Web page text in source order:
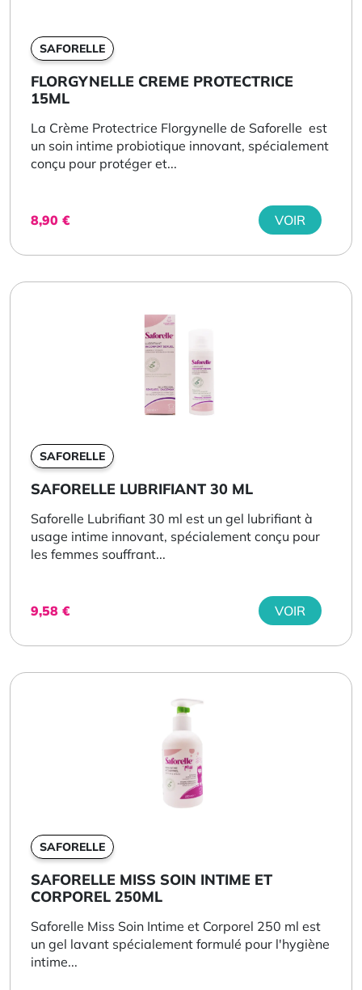
SAFORELLE
FLORGYNELLE CREME PROTECTRICE
15ML
La Crème Protectrice Florgynelle de Saforelle est
un soin intime probiotique innovant, spécialement
conçu pour protéger et...
8,90 € VOIR
SAFORELLE
SAFORELLE LUBRIFIANT 30 ML
Saforelle Lubrifiant 30 ml est un gel lubrifiant à
usage intime innovant, spécialement conçu pour
les femmes souffrant...
9,58 € VOIR
SAFORELLE
SAFORELLE MISS SOIN INTIME ET
CORPOREL 250ML
Saforelle Miss Soin Intime et Corporel 250 ml est
un gel lavant spécialement formulé pour l'hygiène
intime...